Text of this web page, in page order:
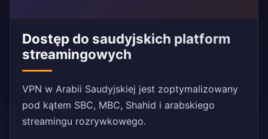
Dostęp do saudyjskich platform
streamingowych
VPN w Arabii Saudyjskiej jest zoptymalizowany
pod kątem SBC, MBC, Shahid i arabskiego
streamingu rozrywkowego.